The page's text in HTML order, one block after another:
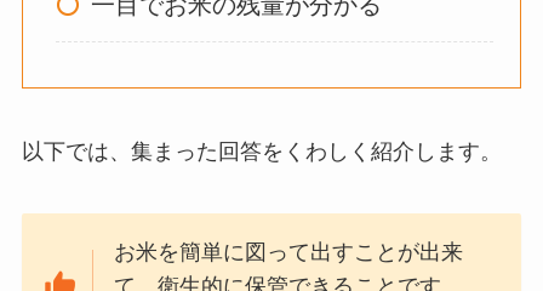
は？代用品
めを使用者に聞いて
敷きパッドシーツは
るのはどう？代わり
はある？
以下では、集まった回答をくわしく紹介します。
お米を簡単に図って出すことが出来